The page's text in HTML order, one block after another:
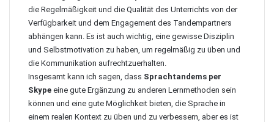
die Regelmäßigkeit und die Qualität des Unterrichts von der
Verfügbarkeit und dem Engagement des Tandempartners
abhängen kann. Es ist auch wichtig, eine gewisse Disziplin
und Selbstmotivation zu haben, um regelmäßig zu üben und
die Kommunikation aufrechtzuerhalten.
Insgesamt kann ich sagen, dass Sprachtandems per
Skype eine gute Ergänzung zu anderen Lernmethoden sein
können und eine gute Möglichkeit bieten, die Sprache in
einem realen Kontext zu üben und zu verbessern, aber es ist